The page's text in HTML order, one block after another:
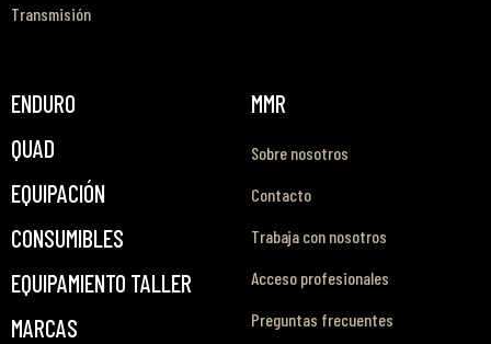
Transmisión
ENDURO
QUAD
EQUIPACIÓN
CONSUMIBLES
EQUIPAMIENTO TALLER
MARCAS
MMR
Sobre nosotros
Contacto
Trabaja con nosotros
Acceso profesionales
Preguntas frecuentes